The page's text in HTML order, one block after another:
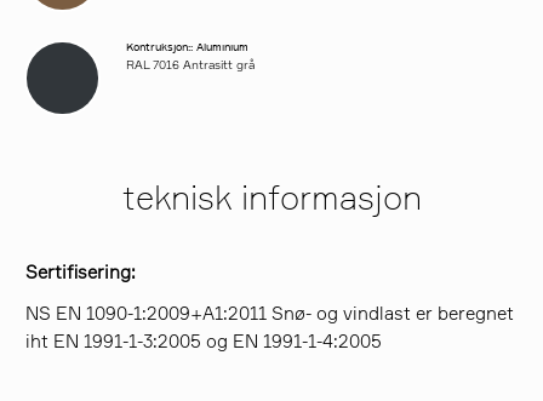
Kontruksjon:: Aluminium
RAL 7016 Antrasitt grå
teknisk informasjon
Sertifisering:
NS EN 1090-1:2009+A1:2011 Snø- og vindlast er beregnet
iht EN 1991-1-3:2005 og EN 1991-1-4:2005